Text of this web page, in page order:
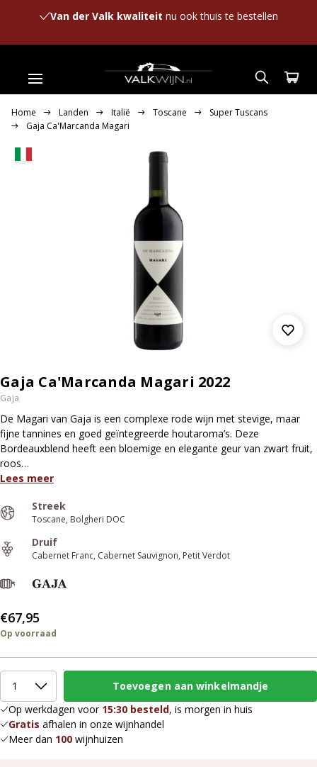
Van der Valk kwaliteit nu ook thuis te bestellen
Home Landen Italië Toscane
Super Tuscans
Gaja Ca'Marcanda Magari
Gaja Ca'Marcanda Magari 2022
Gaja
De Magari van Gaja is een complexe rode wijn met stevige, maar
fijne tannines en goed geïntegreerde houtaroma’s. Deze
Bordeauxblend heeft een bloemige en elegante geur van zwart fruit,
roos…
Lees meer
Streek
Toscane Bolgheri DOC
Druif
Cabernet Franc Cabernet Sauvignon Petit Verdot
€67,95
Op voorraad
Op werkdagen voor 15:30 besteld, is morgen in huis
Gratis afhalen in onze wijnhandel
Meer dan 100 wijnhuizen